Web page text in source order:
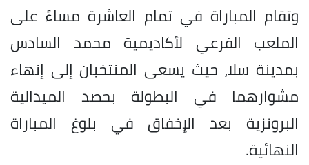
وتقام المباراة في تمام العاشرة مساءً على
الملعب الفرعي لأكاديمية محمد السادس
بمدينة سلا، حيث يسعى المنتخبان إلى إنهاء
مشوارهما في البطولة بحصد الميدالية
البرونزية بعد الإخفاق في بلوغ المباراة
النهائية.